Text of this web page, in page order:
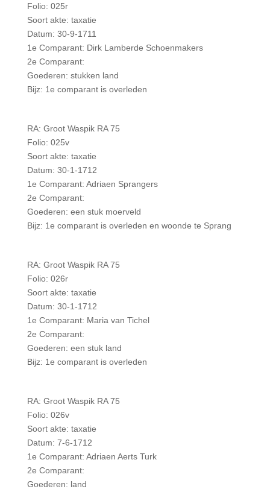
Folio: 025r
Soort akte: taxatie
Datum: 30-9-1711
1e Comparant: Dirk Lamberde Schoenmakers
2e Comparant:
Goederen: stukken land
Bijz: 1e comparant is overleden
RA: Groot Waspik RA 75
Folio: 025v
Soort akte: taxatie
Datum: 30-1-1712
1e Comparant: Adriaen Sprangers
2e Comparant:
Goederen: een stuk moerveld
Bijz: 1e comparant is overleden en woonde te Sprang
RA: Groot Waspik RA 75
Folio: 026r
Soort akte: taxatie
Datum: 30-1-1712
1e Comparant: Maria van Tichel
2e Comparant:
Goederen: een stuk land
Bijz: 1e comparant is overleden
RA: Groot Waspik RA 75
Folio: 026v
Soort akte: taxatie
Datum: 7-6-1712
1e Comparant: Adriaen Aerts Turk
2e Comparant:
Goederen: land